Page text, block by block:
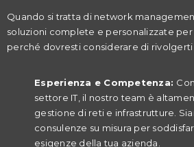
Quando si tratta di network
soluzioni complete e personalizzate
perché dovresti considerare di rivolgerti
Esperienza e Competenza:
settore IT, il nostro team è
gestione di reti e infrastrutture.
consulenze su misura per
esigenze della tua azienda.